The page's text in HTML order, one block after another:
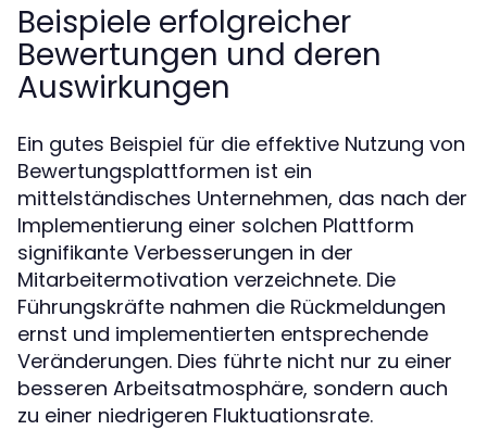
Beispiele erfolgreicher
Bewertungen und deren
Auswirkungen
Ein gutes Beispiel für die effektive Nutzung von
Bewertungsplattformen ist ein
mittelständisches Unternehmen, das nach der
Implementierung einer solchen Plattform
signifikante Verbesserungen in der
Mitarbeitermotivation verzeichnete. Die
Führungskräfte nahmen die Rückmeldungen
ernst und implementierten entsprechende
Veränderungen. Dies führte nicht nur zu einer
besseren Arbeitsatmosphäre, sondern auch
zu einer niedrigeren Fluktuationsrate.